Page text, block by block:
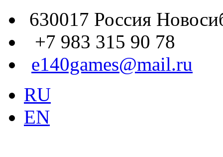
630017 Россия
+7 983 315 90 78
e140games@mail.ru
RU
EN